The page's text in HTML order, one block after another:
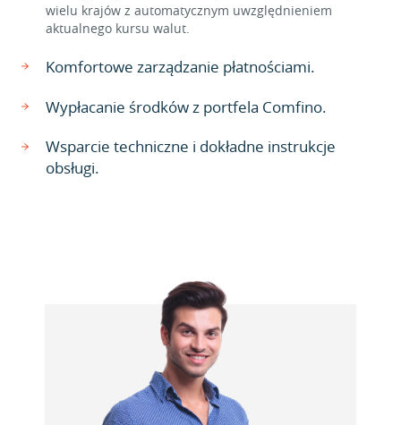
wielu krajów z automatycznym uwzględnieniem
aktualnego kursu walut.
Komfortowe zarządzanie płatnościami.
Wypłacanie środków z portfela Comfino.
Wsparcie techniczne i dokładne instrukcje
obsługi.